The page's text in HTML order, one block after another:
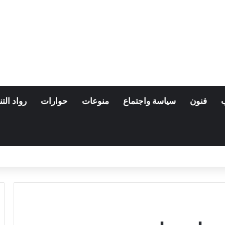
فنون سياسة واجتماع منوعات حوارات رواد